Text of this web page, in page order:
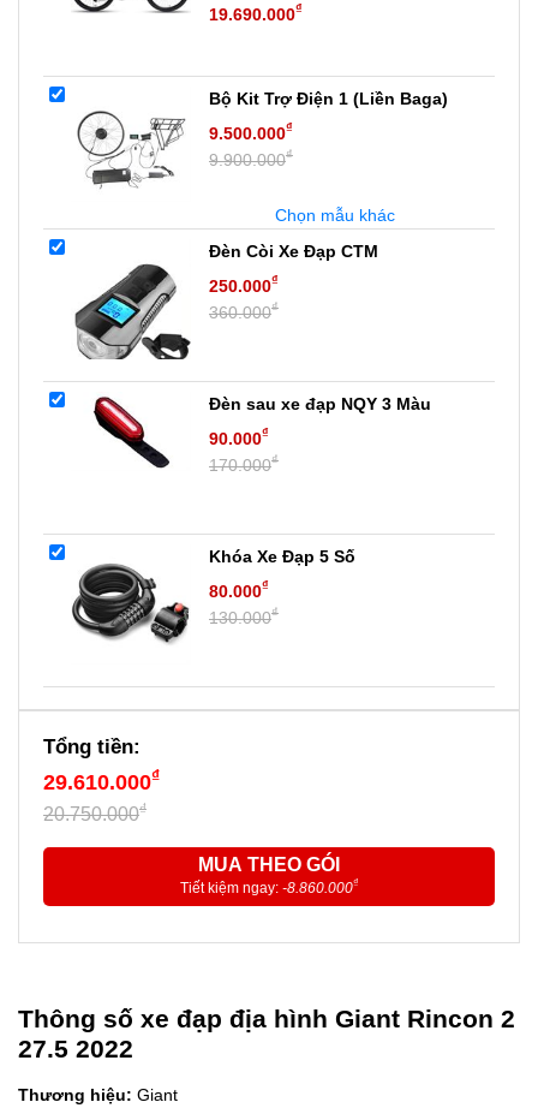
19.690.000₫
Bộ Kit Trợ Điện 1 (Liền Baga)
9.500.000₫
9.900.000₫
Chọn mẫu khác
Đèn Còi Xe Đạp CTM
250.000₫
360.000₫
Đèn sau xe đạp NQY 3 Màu
90.000₫
170.000₫
Khóa Xe Đạp 5 Số
80.000₫
130.000₫
Tổng tiền:
29.610.000₫
20.750.000₫
MUA THEO GÓI
Tiết kiệm ngay: -8.860.000₫
Thông số xe đạp địa hình Giant Rincon 2
27.5 2022
Thương hiệu: Giant